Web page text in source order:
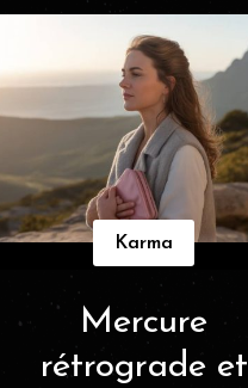
Karma
Mercure
rétrograde et